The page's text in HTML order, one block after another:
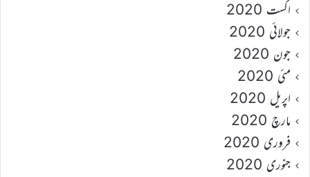
اگست 2020
جولائی 2020
جون 2020
مئی 2020
اپریل 2020
مارچ 2020
فروری 2020
جنوری 2020